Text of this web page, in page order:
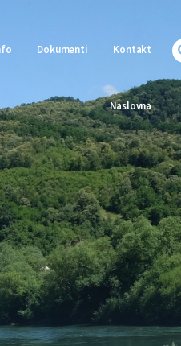
Kontakt
Dokumenti
Naslovna